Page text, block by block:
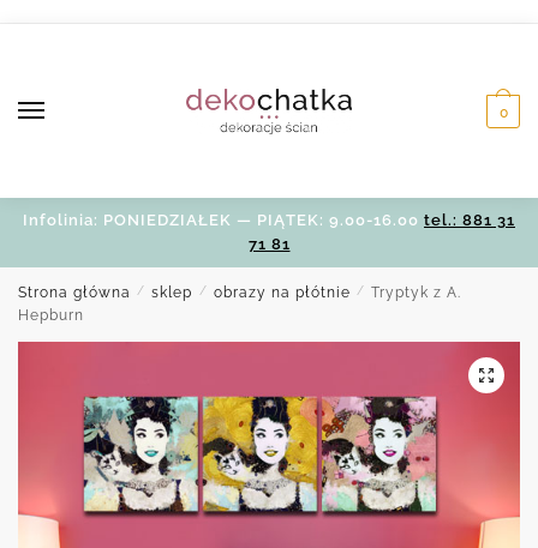
0
Infolinia: PONIEDZIAŁEK — PIĄTEK: 9.00-16.00 tel.: 881 31
71 81
Strona główna / sklep / obrazy na płótnie / Tryptyk z A.
Hepburn